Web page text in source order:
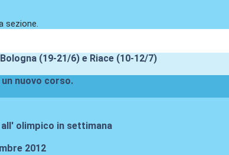
sezione.
(19-21/6) e Riace (10-12/7)
nuovo corso.
olimpico in settimana
2012